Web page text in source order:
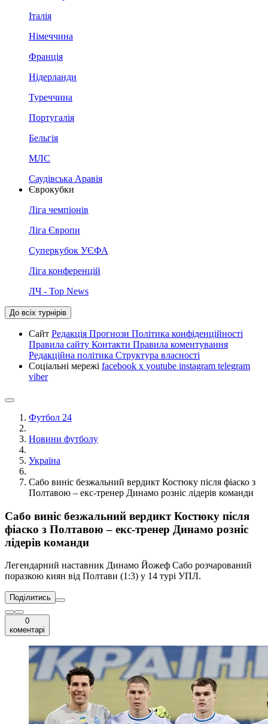
Італія
Німеччина
Франція
Нідерланди
Туреччина
Португалія
Бельгія
МЛС
Саудівська Аравія
Єврокубки
Ліга чемпіонів
Ліга Європи
Суперкубок УЄФА
Ліга конференцій
ЛЧ - Top News
До всіх турнірів
Сайт Редакція Прогнози Політика конфіденційності
Правила сайту Контакти Правила коментування
Редакційна політика Структура власності
Соціальні мережі facebook x youtube instagram telegram
viber
Футбол 24
Новини футболу
Україна
Сабо виніс безжальний вердикт Костюку після фіаско з
Полтавою – екс-тренер Динамо розніс лідерів команди
Сабо виніс безжальний вердикт Костюку після
фіаско з Полтавою – екс-тренер Динамо розніс
лідерів команди
Легендарний наставник Динамо Йожеф Сабо розчарований
поразкою киян від Полтави (1:3) у 14 турі УПЛ.
Поділитись
0
коментарі